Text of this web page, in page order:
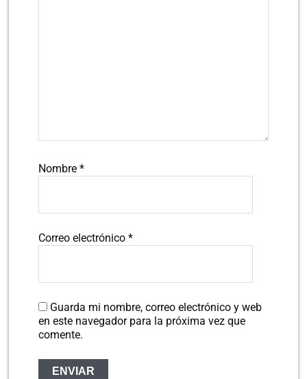
Nombre*
Correo electrónico*
Guarda mi nombre, correo electrónico y web
en este navegador para la próxima vez que
comente.